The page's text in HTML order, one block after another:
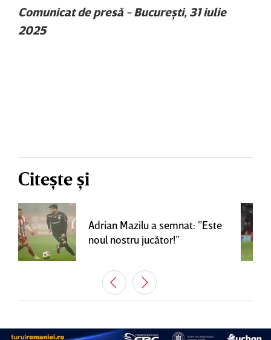
Comunicat de presă - Bucureşti, 31 iulie
2025
Citește și
Adrian Mazilu a semnat: ”Este
noul nostru jucător!”